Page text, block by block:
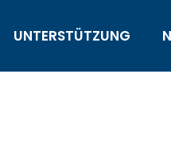
UNTERSTÜTZUNG